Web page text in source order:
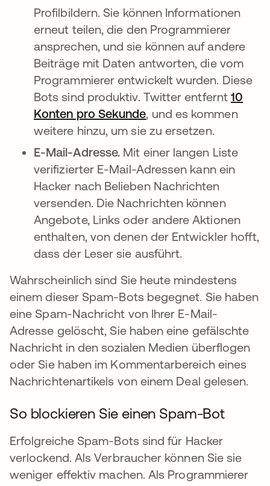
Profilbildern. Sie können Informationen
erneut teilen, die den Programmierer
ansprechen, und sie können auf andere
Beiträge mit Daten antworten, die vom
Programmierer entwickelt wurden. Diese
Bots sind produktiv. Twitter entfernt10
Konten pro Sekundewird in einer neuen
, und es kommen
weitere hinzu, um sie zu ersetzen.
E-Mail-Adresse. Mit einer langen Liste
verifizierter E-Mail-Adressen kann ein
Hacker nach Belieben Nachrichten
versenden. Die Nachrichten können
Angebote, Links oder andere Aktionen
enthalten, von denen der Entwickler hofft,
dass der Leser sie ausführt.
Wahrscheinlich sind Sie heute mindestens
einem dieser Spam-Bots begegnet. Sie haben
eine Spam-Nachricht von Ihrer E-Mail-
Adresse gelöscht, Sie haben eine gefälschte
Nachricht in den sozialen Medien überflogen
oder Sie haben im Kommentarbereich eines
Nachrichtenartikels von einem Deal gelesen.
So blockieren Sie einen Spam-Bot
Erfolgreiche Spam-Bots sind für Hacker
verlockend. Als Verbraucher können Sie sie
weniger effektiv machen. Als Programmierer